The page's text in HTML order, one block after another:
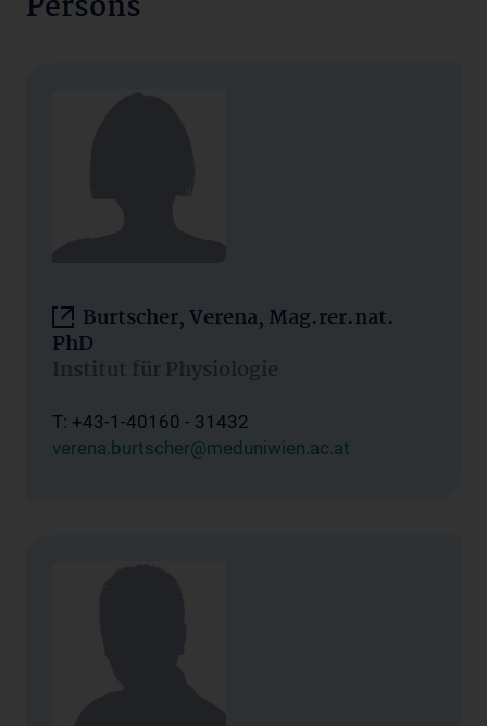
Burtscher, Verena, Mag.rer.nat.
PhD
Institut für Physiologie
T: +43-1-40160 - 31432
verena.burtscher@meduniwien.ac.at